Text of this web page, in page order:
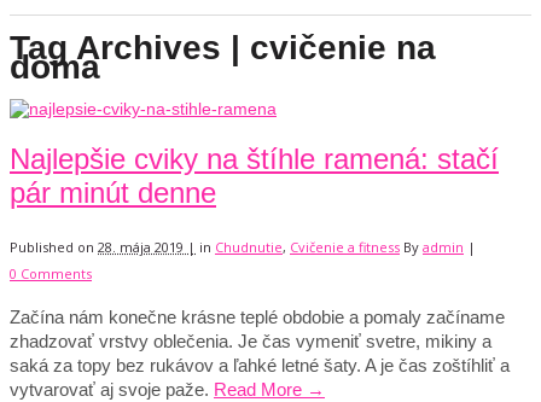
Tag Archives | cvičenie na
doma
Najlepšie cviky na štíhle ramená: stačí
pár minút denne
Published on 28. mája 2019 | in Chudnutie, Cvičenie a fitness By admin |
0 Comments
Začína nám konečne krásne teplé obdobie a pomaly začíname
zhadzovať vrstvy oblečenia. Je čas vymeniť svetre, mikiny a
saká za topy bez rukávov a ľahké letné šaty. A je čas zoštíhliť a
vytvarovať aj svoje paže. Read More →